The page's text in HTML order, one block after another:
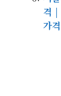
격 |
가